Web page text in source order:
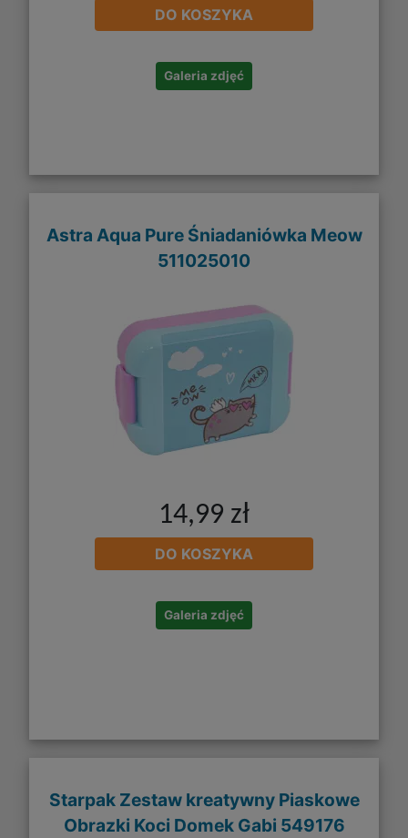
DO KOSZYKA
Galeria zdjęć
Astra Aqua Pure Śniadaniówka Meow
511025010
14,99 zł
DO KOSZYKA
Galeria zdjęć
Starpak Zestaw kreatywny Piaskowe
Obrazki Koci Domek Gabi 549176